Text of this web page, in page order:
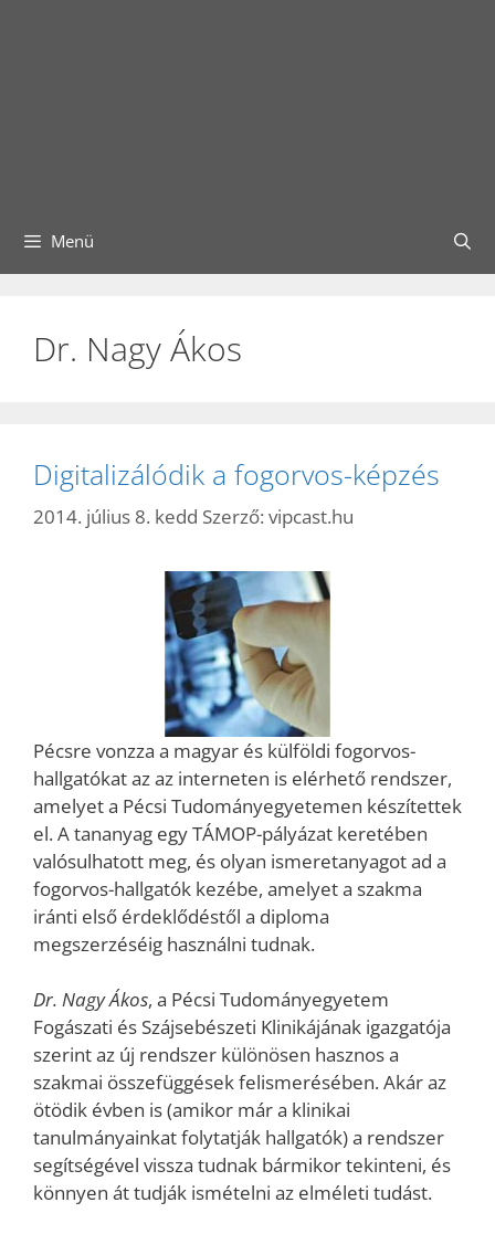
Menü
Dr. Nagy Ákos
Digitalizálódik a fogorvos-képzés
2014. július 8. kedd Szerző: vipcast.hu
Pécsre vonzza a magyar és külföldi fogorvos-
hallgatókat az az interneten is elérhető rendszer,
amelyet a Pécsi Tudományegyetemen készítettek
el. A tananyag egy TÁMOP-pályázat keretében
valósulhatott meg, és olyan ismeretanyagot ad a
fogorvos-hallgatók kezébe, amelyet a szakma
iránti első érdeklődéstől a diploma
megszerzéséig használni tudnak.
Dr. Nagy Ákos, a Pécsi Tudományegyetem
Fogászati és Szájsebészeti Klinikájának igazgatója
szerint az új rendszer különösen hasznos a
szakmai összefüggések felismerésében. Akár az
ötödik évben is (amikor már a klinikai
tanulmányainkat folytatják hallgatók) a rendszer
segítségével vissza tudnak bármikor tekinteni, és
könnyen át tudják ismételni az elméleti tudást.